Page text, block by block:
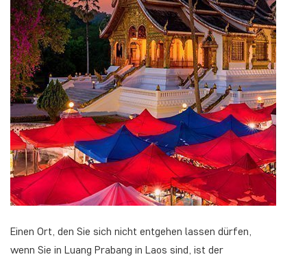
Einen Ort, den Sie sich nicht entgehen lassen dürfen,
wenn Sie in Luang Prabang in Laos sind, ist der